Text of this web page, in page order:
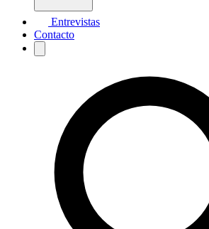
Entrevistas
Contacto